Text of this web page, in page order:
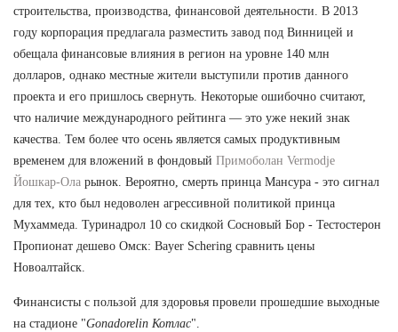
строительства, производства, финансовой деятельности. В 2013
году корпорация предлагала разместить завод под Винницей и
обещала финансовые влияния в регион на уровне 140 млн
долларов, однако местные жители выступили против данного
проекта и его пришлось свернуть. Некоторые ошибочно считают,
что наличие международного рейтинга — это уже некий знак
качества. Тем более что осень является самых продуктивным
временем для вложений в фондовый Примоболан Vermodje
Йошкар-Ола рынок. Вероятно, смерть принца Мансура - это сигнал
для тех, кто был недоволен агрессивной политикой принца
Мухаммеда. Туринадрол 10 со скидкой Сосновый Бор - Тестостерон
Пропионат дешево Омск: Bayer Schering сравнить цены
Новоалтайск.
Финансисты с пользой для здоровья провели прошедшие выходные
на стадионе "Gonadorelin Котлас".